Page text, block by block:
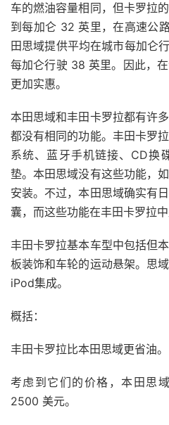
车的燃油容量相同，但卡罗拉
到每加仑 32 英里，在高速公
田思域提供平均在城市每加仑
每加仑行驶 38 英里。因此，
更加实惠。
本田思域和丰田卡罗拉都有许
都没有相同的功能。丰田卡罗
系统、 蓝牙手机链接、 CD换
垫。本田思域没有这些功能，
安装。不过，本田思域确实有
囊，而这些功能在丰田卡罗拉中
丰田卡罗拉基本车型中包括但
板装饰和车轮的运动悬架。思
iPod集成。
概括：
丰田卡罗拉比本田思域更省油。
考虑到它们的价格，本田思
2500 美元。